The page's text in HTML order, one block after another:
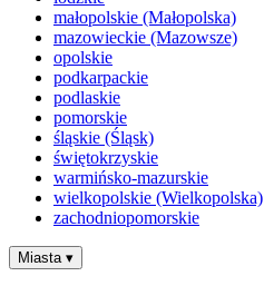
małopolskie (Małopolska)
mazowieckie (Mazowsze)
opolskie
podkarpackie
podlaskie
pomorskie
śląskie (Śląsk)
świętokrzyskie
warmińsko-mazurskie
wielkopolskie (Wielkopolska)
zachodniopomorskie
Miasta ▾